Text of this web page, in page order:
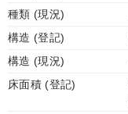
種類 (現況)
構造 (登記)
構造 (現況)
床面積 (登記)